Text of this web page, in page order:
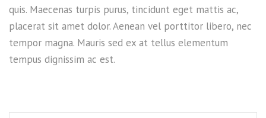
quis. Maecenas turpis purus, tincidunt eget mattis ac,
placerat sit amet dolor. Aenean vel porttitor libero, nec
tempor magna. Mauris sed ex at tellus elementum
tempus dignissim ac est.